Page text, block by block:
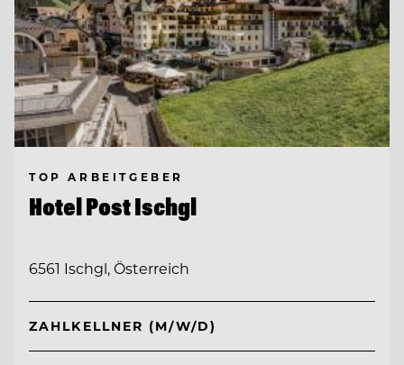
TOP ARBEITGEBER
Hotel Post Ischgl
6561 Ischgl, Österreich
ZAHLKELLNER (M/W/D)